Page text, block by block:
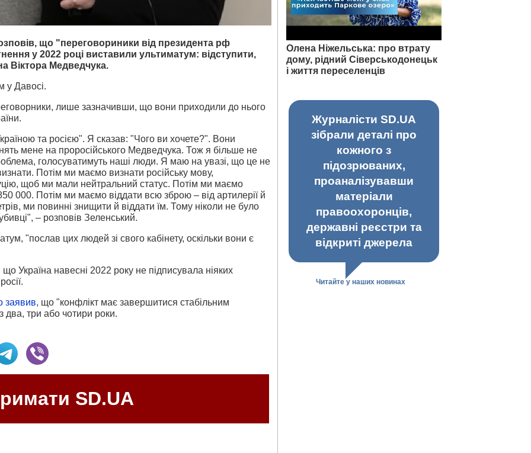
що "переговориники від президента рф
у 2022 році виставили ультиматум: відступити,
Віктора Медведчука.
у Давосі.
лише зазначивши, що вони приходили до нього
та росією". Я сказав: "Чого ви хочете?". Вони
мене на проросійського Медведчука. Тож я більше не
голосуватимуть наші люди. Я маю на увазі, що це не
Потім ми маємо визнати російську мову,
щоб ми мали нейтральний статус. Потім ми маємо
000. Потім ми маємо віддати всю зброю – від артилерії й
ми повинні знищити й віддати їм. Тому ніколи не було
– розповів Зеленський.
"послав цих людей зі свого кабінету, оскільки вони є
Україна навесні 2022 року не підписувала ніяких
заявив, що "конфлікт має завершитися стабільним
два, три або чотири роки.
SD.UA
Олена Ніжельська: про втрату
дому, рідний Сіверськодонецьк
і життя переселенців
Журналісти SD.UA
зібрали деталі про
кожного з
підозрюваних,
проаналізувавши
матеріали
правоохоронців,
державні реєстри та
відкриті джерела
Читайте у наших новинах